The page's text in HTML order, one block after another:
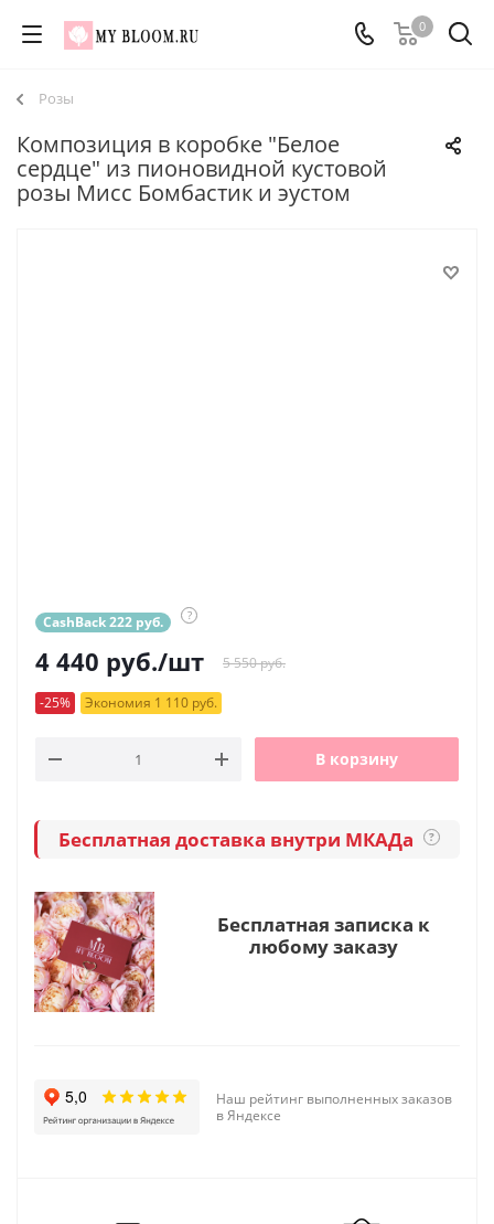
0
Розы
Композиция в коробке "Белое
сердце" из пионовидной кустовой
розы Мисс Бомбастик и эустом
CashBack 222 руб. ?
4 440 руб./шт 5 550 руб.
-25% Экономия 1 110 руб.
В корзину
Бесплатная доставка внутри МКАДа ?
Бесплатная записка к
любому заказу
Наш рейтинг выполненных заказов
в Яндексе